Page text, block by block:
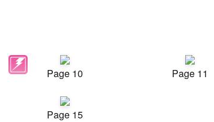
Page 10 Page 11
Page 15